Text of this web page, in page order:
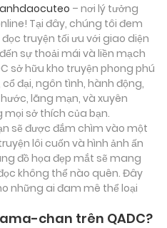
– nơi lý tưởng
Tại đây, chúng tôi đem
truyện tối ưu với giao diện
sự thoải mái và liền mạch
sở hữu kho truyện phong phú
đại, ngôn tình, hành động,
lãng mạn, và xuyên
mọi sở thích của bạn.
sẽ được đắm chìm vào một
lôi cuốn và hình ảnh ấn
đồ họa đẹp mắt sẽ mang
không thể nào quên. Đây
những ai đam mê thể loại
chan trên QADC?